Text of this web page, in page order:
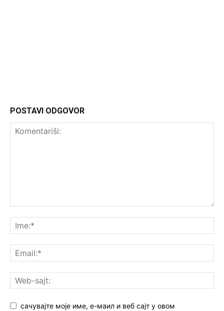
POSTAVI ODGOVOR
сачувајте моје име, е-маил и веб сајт у овом